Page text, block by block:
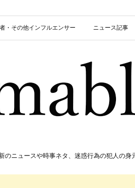
・その他インフルエンサー ニュース記事
ニュースや時事ネタ、迷惑行為の犯人の